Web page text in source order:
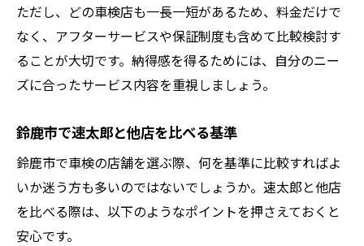
ただし、どの車検店も一長一短があるため、料金だけで
なく、アフターサービスや保証制度も含めて比較検討す
ることが大切です。納得感を得るためには、自分のニー
ズに合ったサービス内容を重視しましょう。
鈴鹿市で速太郎と他店を比べる基準
鈴鹿市で車検の店舗を選ぶ際、何を基準に比較すればよ
いか迷う方も多いのではないでしょうか。速太郎と他店
を比べる際は、以下のようなポイントを押さえておくと
安心です。